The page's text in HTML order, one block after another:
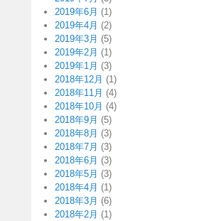
2019年6月 (1)
2019年4月 (2)
2019年3月 (5)
2019年2月 (1)
2019年1月 (3)
2018年12月 (1)
2018年11月 (4)
2018年10月 (4)
2018年9月 (5)
2018年8月 (3)
2018年7月 (3)
2018年6月 (3)
2018年5月 (3)
2018年4月 (1)
2018年3月 (6)
2018年2月 (1)